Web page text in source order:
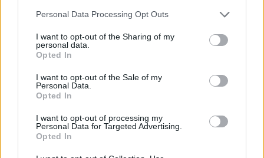
Please note that this website/app uses one or more Google
not limited to your visit or usage behaviour. You may click to
grant or deny consent to Google and its third-party tags to
use your data for below specified purposes in below Google
consent section.
Personal Data Processing Opt Outs
I want to opt-out of the Sharing of my
personal data.
Opted In
I want to opt-out of the Sale of my
Personal Data.
Opted In
I want to opt-out of processing my
Personal Data for Targeted Advertising.
Opted In
ustvarjanja in dogodivščin
intenzivno napredujejo
Na Tolstem vrhu gorela
zunanja enota klimatske
Cesta med Ravnami na